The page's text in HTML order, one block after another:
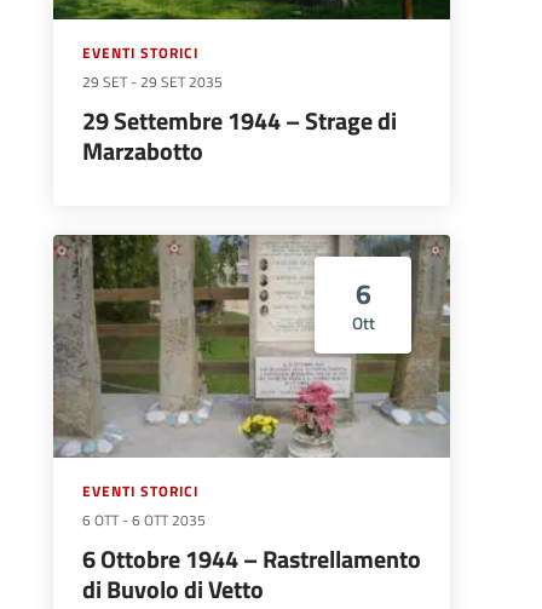
EVENTI STORICI
29 SET -29 SET 2035
29 Settembre 1944 – Strage di
Marzabotto
6
Ott
EVENTI STORICI
6 OTT -6 OTT 2035
6 Ottobre 1944 – Rastrellamento
di Buvolo di Vetto